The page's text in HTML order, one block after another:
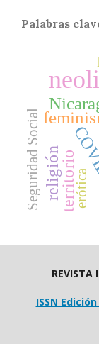
Palabras
territorio
religión
Seguridad Social erótica
REVISTA
ISSN